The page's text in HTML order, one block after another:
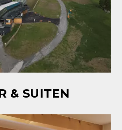
& SUITEN